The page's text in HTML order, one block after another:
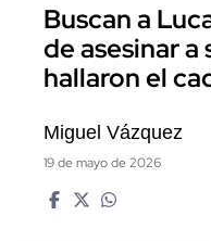
Buscan a
de asesinar a
hallaron el
Miguel Vázquez
19 de mayo de 2026